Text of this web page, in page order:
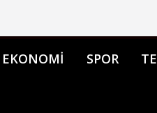
EKONOMİ SPOR